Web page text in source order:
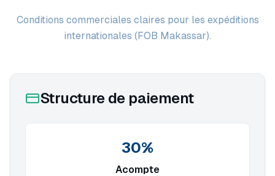
Conditions commerciales claires pour les expéditions
internationales (FOB Makassar).
Structure de paiement
30%
Acompte